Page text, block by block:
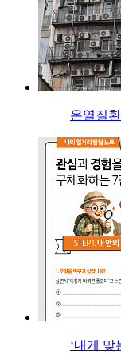
온열질
‘내게 맞